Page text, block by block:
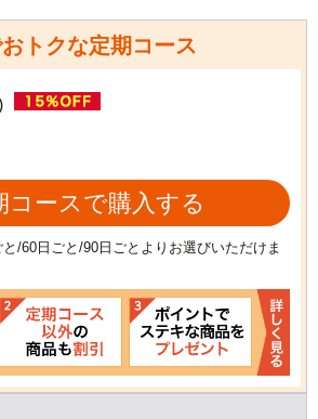
トクな定期コース
コースで購入する
/60日ごと/90日ごとよりお選びいただけま